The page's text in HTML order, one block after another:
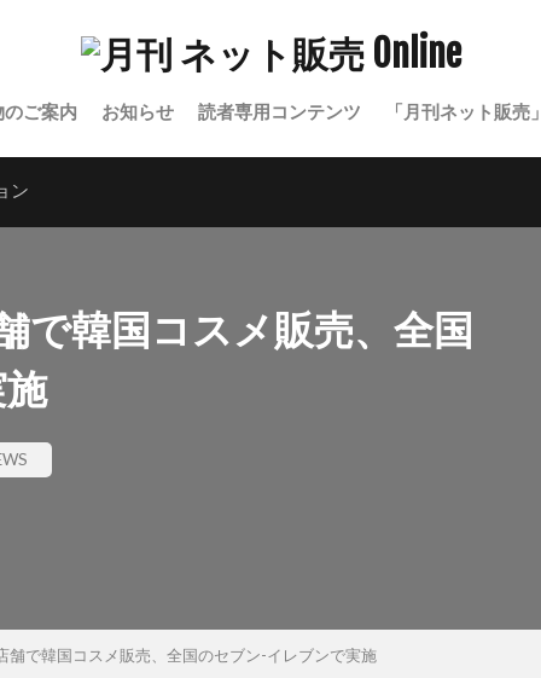
ご案内 お知らせ 読者専用コンテンツ 「月刊ネット販売
ン
で韓国コスメ販売、全国
で韓国コスメ販売、全国のセブン-イレブンで実施